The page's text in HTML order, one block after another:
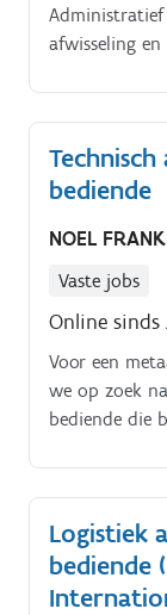
afwisseling
bediende
NOEL
Vaste jobs
Online sinds
Voor een
we op zoek
bediende die
Logistiek
bediende